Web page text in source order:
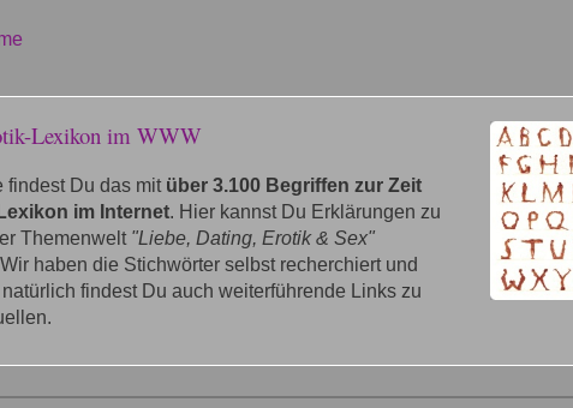
Lexikon im WWW
findest Du das mit über 3.100 Begriffen zur Zeit
im Internet. Hier kannst Du Erklärungen zu
Themenwelt "Liebe, Dating, Erotik & Sex"
haben die Stichwörter selbst recherchiert und
findest Du auch weiterführende Links zu